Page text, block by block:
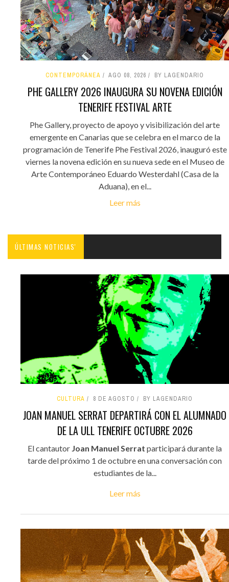
CONTEMPORÁNEA AGO 08, 2026 BY LAGENDARIO
PHE GALLERY 2026 INAUGURA SU NOVENA EDICIÓN
TENERIFE FESTIVAL ARTE
Phe Gallery, proyecto de apoyo y visibilización del arte
emergente en Canarias que se celebra en el marco de la
programación de Tenerife Phe Festival 2026, inauguró este
viernes la novena edición en su nueva sede en el Museo de
Arte Contemporáneo Eduardo Westerdahl (Casa de la
Aduana), en el...
Leer más
ÚLTIMAS NOTICIAS'
CULTURA 8 DE AGOSTO BY LAGENDARIO
JOAN MANUEL SERRAT DEPARTIRÁ CON EL ALUMNADO
DE LA ULL TENERIFE OCTUBRE 2026
El cantautor Joan Manuel Serrat participará durante la
tarde del próximo 1 de octubre en una conversación con
estudiantes de la...
Leer más